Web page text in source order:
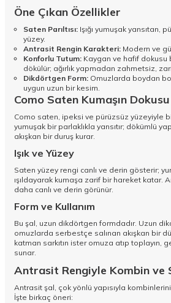
Öne Çıkan Özellikler
Saten Parıltısı: Işığı yumuşak yansıtan,
yüzey.
Antrasit Rengin Karakteri: Modern ve
Konforlu Tutum: Kaygan ve hafif dokusu
dökülür; ağırlık yapmadan zahmetsiz,
Dikdörtgen Form: Omuzlarda boydan
uygun uzun bir kesim.
Como Saten Kumaşın
Como saten, ipeksi ve pürüzsüz yüzeyiyle
yumuşak bir parlaklıkla yansıtır; dökümlü
akışkan bir duruş kurar.
Işık ve Yüzey
Saten yüzey rengi canlı ve derin gösterir;
ışıldayarak kumaşa zarif bir hareket katar.
daha canlı ve derin görünür.
Form ve Kullanım
Bu şal, uzun dikdörtgen formdadır. Uzun
omuzlarda serbestçe salınan akışkan bir
katman sarkıtın ister omuza atıp toplayın,
sunar.
Antrasit Rengiyle Kombin ve
Antrasit şal, çok yönlü yapısıyla
İşte birkaç öneri: